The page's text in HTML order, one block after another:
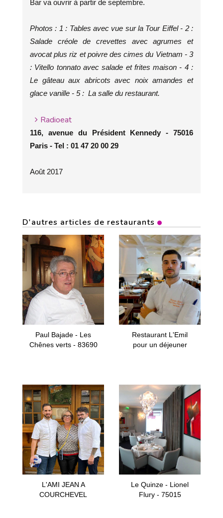
Bar va ouvrir à partir de septembre.
Photos : 1 : Tables avec vue sur la Tour Eiffel - 2 :
Salade créole de crevettes avec agrumes et
avocat plus riz et poivre des cimes du Vietnam - 3
: Vitello tonnato avec salade et frites maison - 4 :
Le gâteau aux abricots avec noix amandes et
glace vanille - 5 : La salle du restaurant.
Radioeat
116, avenue du Président Kennedy - 75016
Paris - Tel : 01 47 20 00 29
Août 2017
D'autres articles de restaurants
Paul Bajade - Les
Chênes verts - 83690
Restaurant L'Emil
pour un déjeuner
L'AMI JEAN A
COURCHEVEL
Le Quinze - Lionel
Flury - 75015